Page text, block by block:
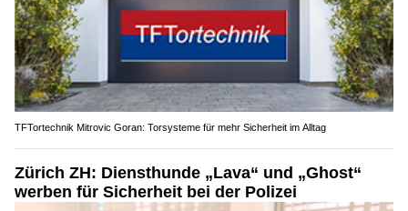
TFTortechnik Mitrovic Goran: Torsysteme für mehr Sicherheit im Alltag
Zürich ZH: Diensthunde „Lava“ und „Ghost“
werben für Sicherheit bei der Polizei